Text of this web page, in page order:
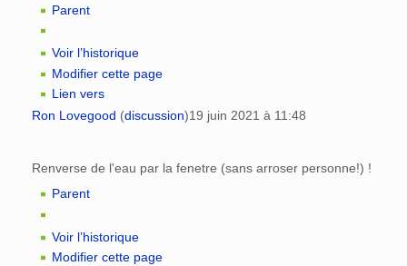
Parent
Voir l’historique
Modifier cette page
Lien vers
Ron Lovegood (discussion)19 juin 2021 à 11:48
Renverse de l'eau par la fenetre (sans arroser personne!) !
Parent
Voir l’historique
Modifier cette page